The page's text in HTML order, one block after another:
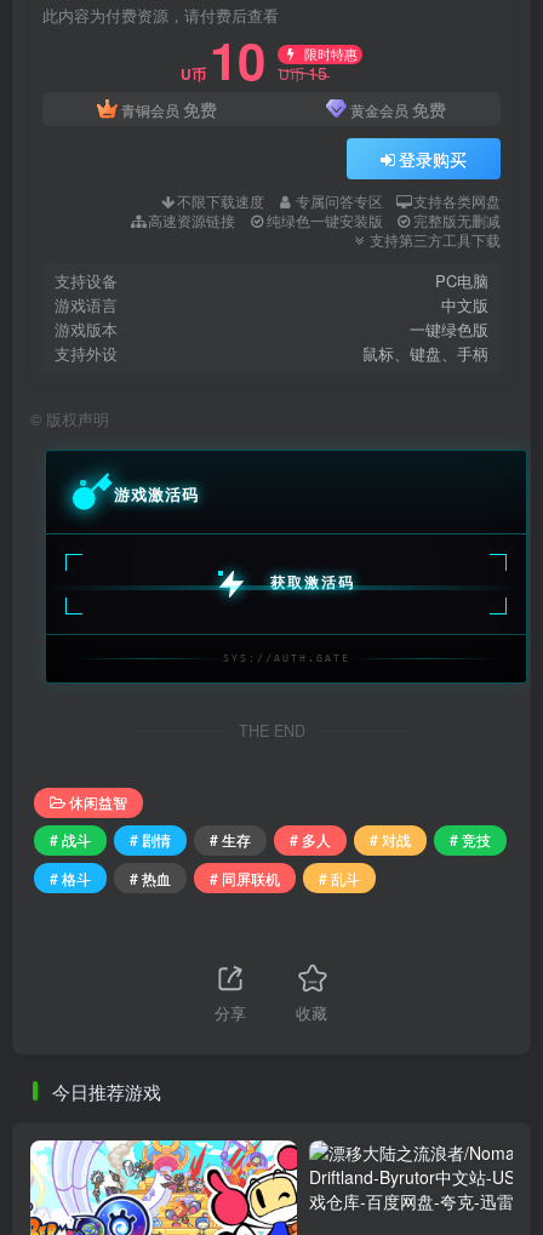
此内容为付费资源，请付费后查看
U币 10 限时特惠
U币15
青铜会员 免费 黄金会员 免费
登录购买
不限下载速度 专属问答专区
支持各类网盘
高速资源链接
纯绿色一键安装版
完整版无删减
支持第三方工具下载
支持设备
PC电脑
游戏语言
中文版
游戏版本
一键绿色版
支持外设
鼠标、键盘、手柄
© 版权声明
游戏激活码
获取激活码
SYS://AUTH.GATE
THE END
休闲益智
# 战斗
# 剧情 # 生存 # 多人 # 对战
# 竞技
# 格斗
# 热血 # 同屏联机 # 乱斗
分享 收藏
今日推荐游戏